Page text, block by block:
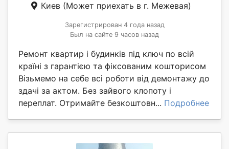
Киев (Может приехать в г. Межевая)
Зарегистрирован 4 года назад
Был на сайте 9 часов назад
Ремонт квартир і будинків під ключ по всій
країні з гарантією та фіксованим кошторисом
Візьмемо на себе всі роботи від демонтажу до
здачі за актом. Без зайвого клопоту і
переплат. Отримайте безкоштовн... Подробнее